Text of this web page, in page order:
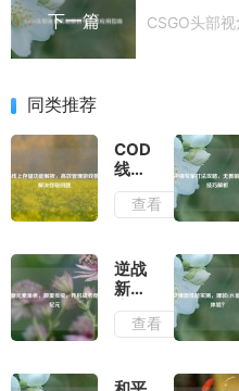
下一篇 CSGO头部
同类推荐
COD16
线上
存储
功能
高效
管理
游戏
数据
及解
取问
查看
逆战
新元
素角
色，
统，
查看